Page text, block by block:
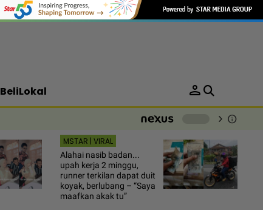
BeliLokal person
chevron_right info
MSTAR | VIRAL
Alahai nasib badan...
upah kerja 2 minggu,
runner terkilan dapat duit
koyak, berlubang – “Saya
maafkan akak tu”